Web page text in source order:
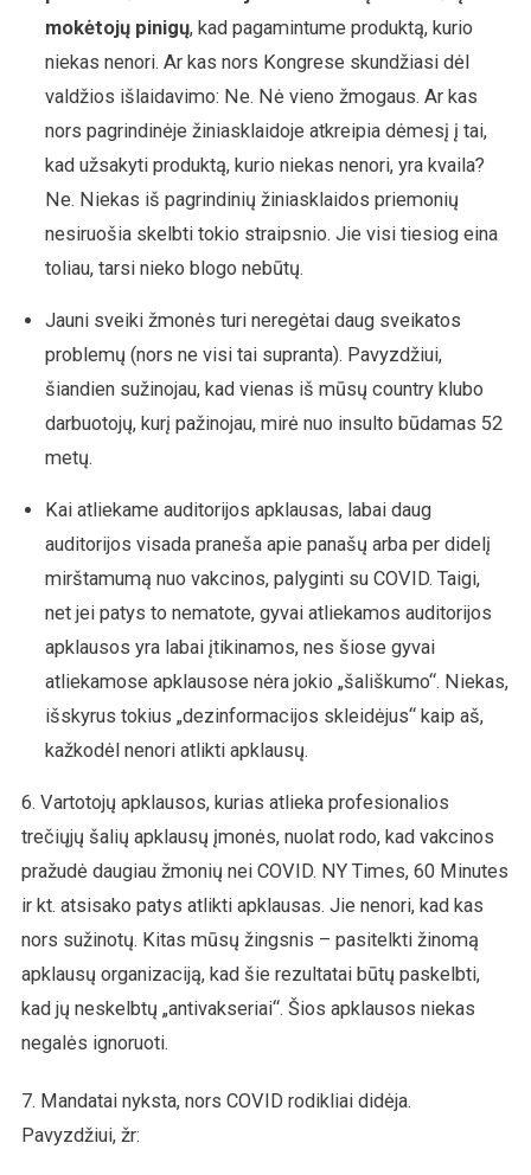
mokėtojų pinigų, kad pagamintume produktą, kurio
niekas nenori. Ar kas nors Kongrese skundžiasi dėl
valdžios išlaidavimo: Ne. Nė vieno žmogaus. Ar kas
nors pagrindinėje žiniasklaidoje atkreipia dėmesį į tai,
kad užsakyti produktą, kurio niekas nenori, yra kvaila?
Ne. Niekas iš pagrindinių žiniasklaidos priemonių
nesiruošia skelbti tokio straipsnio. Jie visi tiesiog eina
toliau, tarsi nieko blogo nebūtų.
Jauni sveiki žmonės turi neregėtai daug sveikatos
problemų (nors ne visi tai supranta). Pavyzdžiui,
šiandien sužinojau, kad vienas iš mūsų country klubo
darbuotojų, kurį pažinojau, mirė nuo insulto būdamas 52
metų.
Kai atliekame auditorijos apklausas, labai daug
auditorijos visada praneša apie panašų arba per didelį
mirštamumą nuo vakcinos, palyginti su COVID. Taigi,
net jei patys to nematote, gyvai atliekamos auditorijos
apklausos yra labai įtikinamos, nes šiose gyvai
atliekamose apklausose nėra jokio „šališkumo“. Niekas,
išskyrus tokius „dezinformacijos skleidėjus“ kaip aš,
kažkodėl nenori atlikti apklausų.
6. Vartotojų apklausos, kurias atlieka profesionalios
trečiųjų šalių apklausų įmonės, nuolat rodo, kad vakcinos
pražudė daugiau žmonių nei COVID. NY Times, 60 Minutes
ir kt. atsisako patys atlikti apklausas. Jie nenori, kad kas
nors sužinotų. Kitas mūsų žingsnis – pasitelkti žinomą
apklausų organizaciją, kad šie rezultatai būtų paskelbti,
kad jų neskelbtų „antivakseriai“. Šios apklausos niekas
negalės ignoruoti.
7. Mandatai nyksta, nors COVID rodikliai didėja.
Pavyzdžiui, žr: